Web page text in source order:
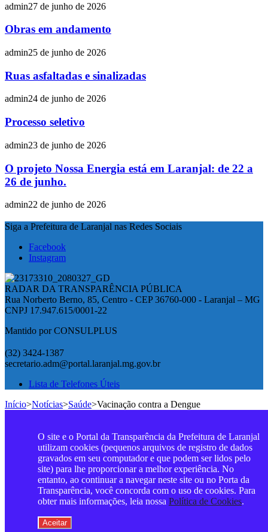
admin27 de junho de 2026
Obras em andamento
admin25 de junho de 2026
Ruas asfaltadas e sinalizadas
admin24 de junho de 2026
Processo seletivo
admin23 de junho de 2026
O projeto Nossa Energia está em Laranjal: de 22 a
26 de junho.
admin22 de junho de 2026
Siga a Prefeitura de Laranjal nas Redes Sociais
Facebook
Instagram
RADAR DA TRANSPARÊNCIA PÚBLICA
Rua Norberto Berno, 85, Centro - CEP 36760-000 - Laranjal – MG
CNPJ 17.947.615/0001-22
Mantido por CONSULPLUS
(32) 3424-1387
secretario.adm@portal.laranjal.mg.gov.br
Lista de Telefones Úteis
Início>Notícias>Saúde>Vacinação contra a Dengue
O site e o Portal da Transparência da Prefeitura de Laranjal
utilizam cookies (pequenos arquivos de registro de dados
gravados em seu computador e que podem ser lidos pelo
site) para lhe proporcionar a melhor experiência. No
entanto, ao continuar a navegar neste site ou no Porta da
Transparência, você concorda com o uso de cookies. Para
obter mais informações, leia nossa Política de Cookies.
Aceitar